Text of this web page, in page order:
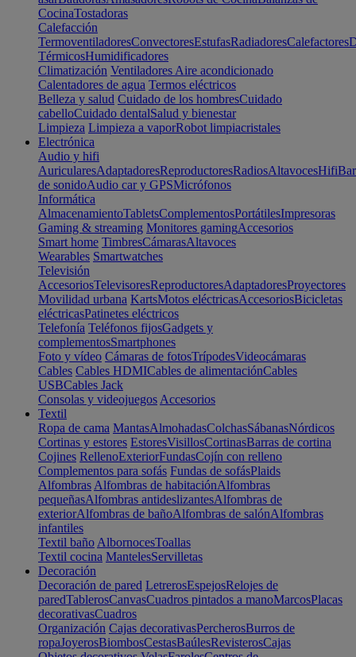
CocinaTostadoras
Calefacción
TermoventiladoresConvectoresEstufasRadiadoresCalefactores
TérmicosHumidificadores
Climatización Ventiladores Aire acondicionado
Calentadores de agua Termos eléctricos
Belleza y salud Cuidado de los hombresCuidado
cabelloCuidado dentalSalud y bienestar
Limpieza Limpieza a vaporRobot limpiacristales
Electrónica
Audio y hifi
AuricularesAdaptadoresReproductoresRadiosAltavocesHifi
de sonidoAudio car y GPSMicrófonos
Informática
AlmacenamientoTabletsComplementosPortátilesImpresoras
Gaming & streaming Monitores gamingAccesorios
Smart home TimbresCámarasAltavoces
Wearables Smartwatches
Televisión
AccesoriosTelevisoresReproductoresAdaptadoresProyectores
Movilidad urbana KartsMotos eléctricasAccesoriosBicicletas
eléctricasPatinetes eléctricos
Telefonía Teléfonos fijosGadgets y
complementosSmartphones
Foto y vídeo Cámaras de fotosTrípodesVideocámaras
Cables Cables HDMICables de alimentaciónCables
USBCables Jack
Consolas y videojuegos Accesorios
Textil
Ropa de cama MantasAlmohadasColchasSábanasNórdicos
Cortinas y estores EstoresVisillosCortinasBarras de cortina
Cojines RellenoExteriorFundasCojín con relleno
Complementos para sofás Fundas de sofásPlaids
Alfombras Alfombras de habitaciónAlfombras
pequeñasAlfombras antideslizantesAlfombras de
exteriorAlfombras de bañoAlfombras de salónAlfombras
infantiles
Textil baño AlbornocesToallas
Textil cocina MantelesServilletas
Decoración
Decoración de pared LetrerosEspejosRelojes de
paredTablerosCanvasCuadros pintados a manoMarcosPlacas
decorativasCuadros
Organización Cajas decorativasPercherosBurros de
ropaJoyerosBiombosCestasBaúlesRevisterosCajas